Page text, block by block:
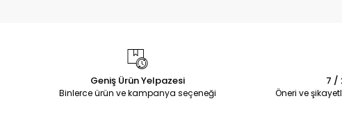
Geniş Ürün Yelpazesi
Binlerce ürün ve kampanya seçeneği
7 /
Öneri ve